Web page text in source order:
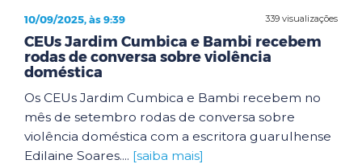
339 visualizações
10/09/2025, às 9:39
CEUs Jardim Cumbica e Bambi recebem
rodas de conversa sobre violência
doméstica
Os CEUs Jardim Cumbica e Bambi recebem no
mês de setembro rodas de conversa sobre
violência doméstica com a escritora guarulhense
Edilaine Soares.... [saiba mais]